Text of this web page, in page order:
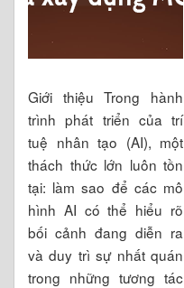
Giới thiệu Trong hành
trình phát triển của trí
tuệ nhân tạo (AI), một
thách thức lớn luôn tồn
tại: làm sao để các mô
hình AI có thể hiểu rõ
bối cảnh đang diễn ra
và duy trì sự nhất quán
trong những tương tác